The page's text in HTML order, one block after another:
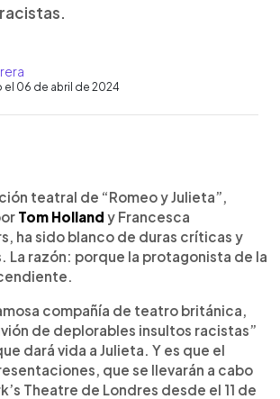
el 06 de abril de 2024
artículo
teatral de “Romeo y Julieta”,
Tom Holland y Francesca
ha sido blanco de duras críticas y
La razón: porque la protagonista de la
compañía de teatro británica,
de deplorables insultos racistas”
dará vida a Julieta. Y es que el
que se llevarán a cabo
Theatre de Londres desde el 11 de